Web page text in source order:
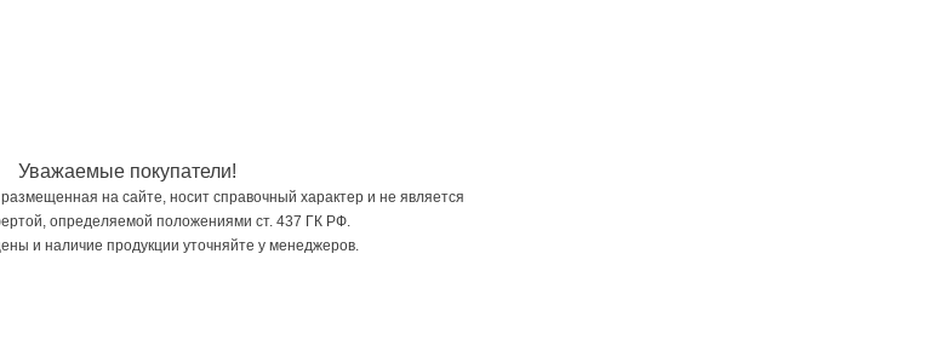
Уважаемые покупатели!
на сайте, носит справочный характер и не является
определяемой положениями ст. 437 ГК РФ.
и наличие продукции уточняйте у менеджеров.